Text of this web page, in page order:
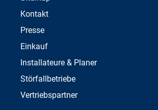
Kontakt
Presse
Einkauf
Installateure & Planer
Störfallbetriebe
Vertriebspartner